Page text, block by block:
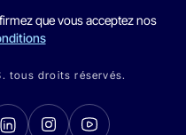
que vous acceptez nos
tous droits réservés.